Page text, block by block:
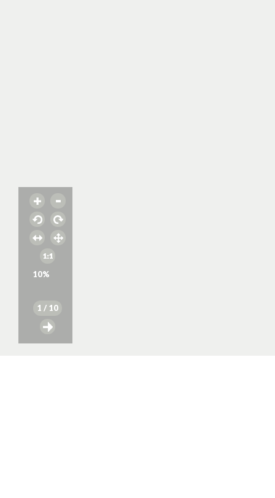
10%
1 / 10